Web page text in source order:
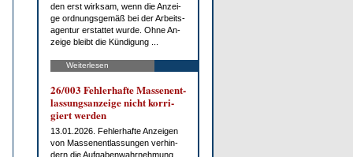
den erst wirk­sam, wenn die An­zei­
ge ord­nungs­ge­mäß bei der Ar­beits­
agen­tur er­stat­tet wur­de. Oh­ne An­
zei­ge bleibt die Kün­di­gung ...
Weiterlesen
26/003 Feh­ler­haf­te Mas­sen­ent­
las­sungs­an­zei­ge nicht kor­ri­
giert wer­den
13.01.2026. Feh­ler­haf­te An­zei­gen
von Mas­sen­ent­las­sun­gen ver­hin­
dern die Auf­ga­ben­wahr­neh­mung